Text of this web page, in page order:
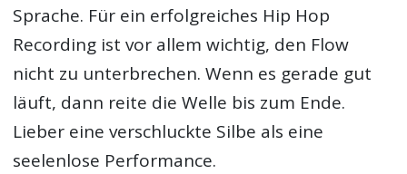
Sprache. Für ein erfolgreiches Hip Hop
Recording ist vor allem wichtig, den Flow
nicht zu unterbrechen. Wenn es gerade gut
läuft, dann reite die Welle bis zum Ende.
Lieber eine verschluckte Silbe als eine
seelenlose Performance.